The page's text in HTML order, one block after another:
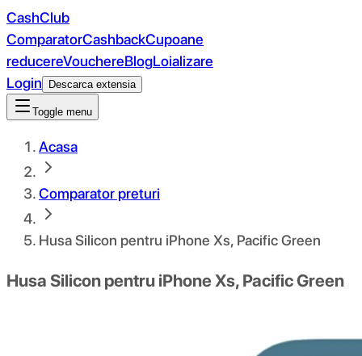
CashClub
ComparatorCashbackCupoane
reducereVouchereBlogLoializare
Login
Descarca extensia
Toggle menu
Acasa
Comparator preturi
Husa Silicon pentru iPhone Xs, Pacific Green
Husa Silicon pentru iPhone Xs, Pacific Green